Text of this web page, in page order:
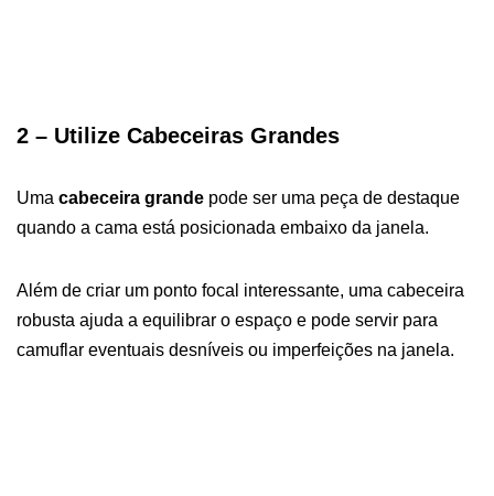
2 – Utilize Cabeceiras Grandes
Uma cabeceira grande pode ser uma peça de destaque
quando a cama está posicionada embaixo da janela.
Além de criar um ponto focal interessante, uma cabeceira
robusta ajuda a equilibrar o espaço e pode servir para
camuflar eventuais desníveis ou imperfeições na janela.